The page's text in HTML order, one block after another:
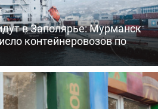
в Заполярье: Мурманск
контейнеровозов по